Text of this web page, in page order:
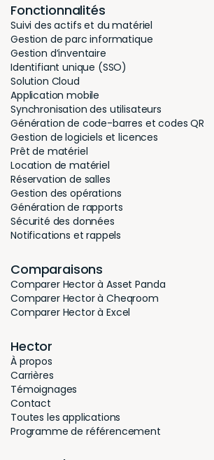
Fonctionnalités
Suivi des actifs et du matériel
Gestion de parc informatique
Gestion d’inventaire
Identifiant unique (SSO)
Solution Cloud
Application mobile
Synchronisation des utilisateurs
Génération de code-barres et codes QR
Gestion de logiciels et licences
Prêt de matériel
Location de matériel
Réservation de salles
Gestion des opérations
Génération de rapports
Sécurité des données
Notifications et rappels
Comparaisons
Comparer Hector à Asset Panda
Comparer Hector à Cheqroom
Comparer Hector à Excel
Hector
À propos
Carrières
Témoignages
Contact
Toutes les applications
Programme de référencement